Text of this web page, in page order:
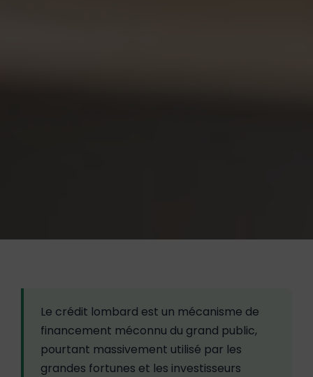
Le crédit lombard est un mécanisme de
financement méconnu du grand public,
pourtant massivement utilisé par les
grandes fortunes et les investisseurs